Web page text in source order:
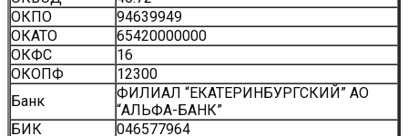
ОКПО
94639949
ОКАТО
65420000000
ОКФС
16
ОКОПФ
12300
Банк
ФИЛИАЛ “ЕКАТЕРИНБУРГСКИЙ” АО
“АЛЬФА-БАНК”
БИК
046577964